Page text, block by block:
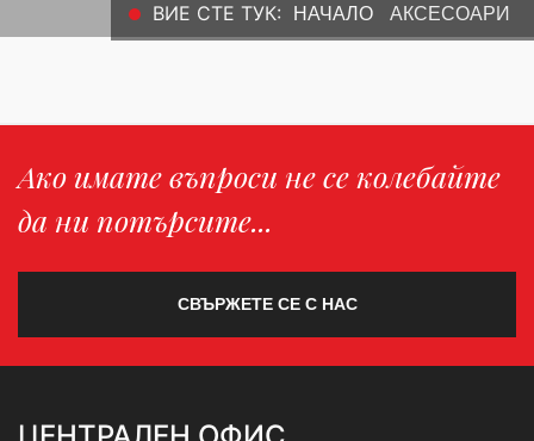
ВИЕ СТЕ ТУК: НАЧАЛО АКСЕСОАРИ
Ако имате въпроси не се колебайте
да ни потърсите...
СВЪРЖЕТЕ СЕ С НАС